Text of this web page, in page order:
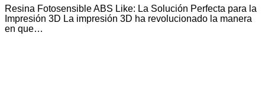
Resina Fotosensible ABS Like: La Solución Perfecta para la
Impresión 3D La impresión 3D ha revolucionado la manera
en que…